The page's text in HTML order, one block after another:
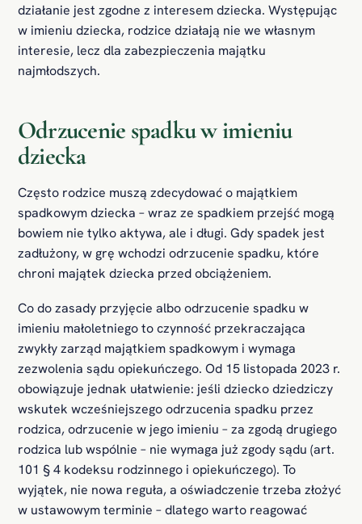
działanie jest zgodne z interesem dziecka. Występując
w imieniu dziecka, rodzice działają nie we własnym
interesie, lecz dla zabezpieczenia majątku
najmłodszych.
Odrzucenie spadku w imieniu
dziecka
Często rodzice muszą zdecydować o majątkiem
spadkowym dziecka – wraz ze spadkiem przejść mogą
bowiem nie tylko aktywa, ale i długi. Gdy spadek jest
zadłużony, w grę wchodzi odrzucenie spadku, które
chroni majątek dziecka przed obciążeniem.
Co do zasady przyjęcie albo odrzucenie spadku w
imieniu małoletniego to czynność przekraczająca
zwykły zarząd majątkiem spadkowym i wymaga
zezwolenia sądu opiekuńczego. Od 15 listopada 2023 r.
obowiązuje jednak ułatwienie: jeśli dziecko dziedziczy
wskutek wcześniejszego odrzucenia spadku przez
rodzica, odrzucenie w jego imieniu – za zgodą drugiego
rodzica lub wspólnie – nie wymaga już zgody sądu (art.
101 § 4 kodeksu rodzinnego i opiekuńczego). To
wyjątek, nie nowa reguła, a oświadczenie trzeba złożyć
w ustawowym terminie – dlatego warto reagować